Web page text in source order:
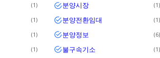
1 분양시장 1
1 분양전환임대 1
1 분양정보 6
1 불구속기소 1